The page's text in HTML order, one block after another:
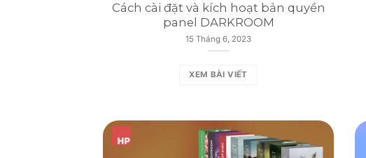
Cách cài đặt và kích hoạt bản quyền
panel DARKROOM
15 Tháng 6, 2023
XEM BÀI VIẾT